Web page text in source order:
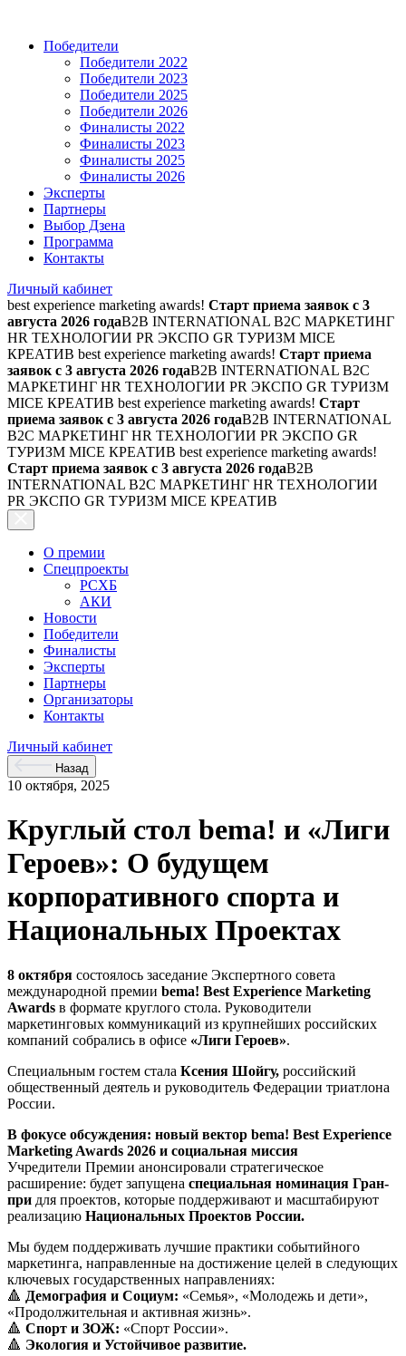
Победители
Победители 2022
Победители 2023
Победители 2025
Победители 2026
Финалисты 2022
Финалисты 2023
Финалисты 2025
Финалисты 2026
Эксперты
Партнеры
Выбор Дзена
Программа
Контакты
Личный кабинет
best experience marketing awards! Старт приема заявок с 3
августа 2026 годаB2B INTERNATIONAL B2C МАРКЕТИНГ
HR ТЕХНОЛОГИИ PR ЭКСПО GR ТУРИЗМ MICE
КРЕАТИВ best experience marketing awards! Старт приема
заявок с 3 августа 2026 годаB2B INTERNATIONAL B2C
МАРКЕТИНГ HR ТЕХНОЛОГИИ PR ЭКСПО GR ТУРИЗМ
MICE КРЕАТИВ best experience marketing awards! Старт
приема заявок с 3 августа 2026 годаB2B INTERNATIONAL
B2C МАРКЕТИНГ HR ТЕХНОЛОГИИ PR ЭКСПО GR
ТУРИЗМ MICE КРЕАТИВ best experience marketing awards!
Старт приема заявок с 3 августа 2026 годаB2B
INTERNATIONAL B2C МАРКЕТИНГ HR ТЕХНОЛОГИИ
PR ЭКСПО GR ТУРИЗМ MICE КРЕАТИВ
О премии
Спецпроекты
РСХБ
АКИ
Новости
Победители
Финалисты
Эксперты
Партнеры
Организаторы
Контакты
Личный кабинет
Назад
10 октября, 2025
Круглый стол bema! и «Лиги
Героев»: О будущем
корпоративного спорта и
Национальных Проектах
8 октября состоялось заседание Экспертного совета
международной премии bema! Best Experience Marketing
Awards в формате круглого стола. Руководители
маркетинговых коммуникаций из крупнейших российских
компаний собрались в офисе «Лиги Героев».
Специальным гостем стала Ксения Шойгу, российский
общественный деятель и руководитель Федерации триатлона
России.
В фокусе обсуждения: новый вектор bema! Best Experience
Marketing Awards 2026 и социальная миссия
Учредители Премии анонсировали стратегическое
расширение: будет запущена специальная номинация Гран-
при для проектов, которые поддерживают и масштабируют
реализацию Национальных Проектов России.
Мы будем поддерживать лучшие практики событийного
маркетинга, направленные на достижение целей в следующих
ключевых государственных направлениях:
🔺 Демография и Социум: «Семья», «Молодежь и дети»,
«Продолжительная и активная жизнь».
🔺 Спорт и ЗОЖ: «Спорт России».
🔺 Экология и Устойчивое развитие.